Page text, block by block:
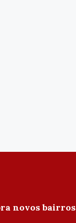
novos bairros